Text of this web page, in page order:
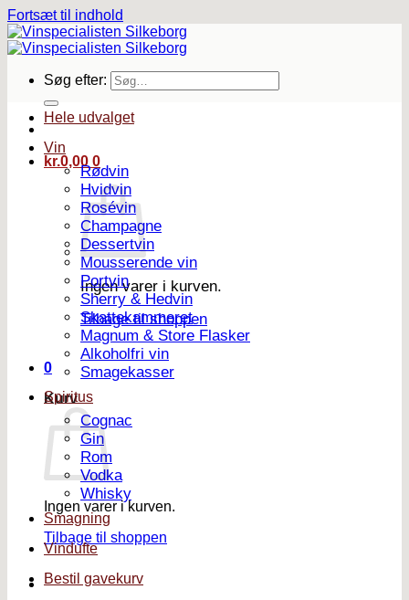
Fortsæt til indhold
Søg efter:
kr.0,00 0
Ingen varer i kurven.
Tilbage til shoppen
0
Kurv
Ingen varer i kurven.
Tilbage til shoppen
Hele udvalget
Vin
Rødvin
Hvidvin
Rosévin
Champagne
Dessertvin
Mousserende vin
Portvin
Sherry & Hedvin
Skattekammeret
Magnum & Store Flasker
Alkoholfri vin
Smagekasser
Spiritus
Cognac
Gin
Rom
Vodka
Whisky
Smagning
Vindufte
Bestil gavekurv